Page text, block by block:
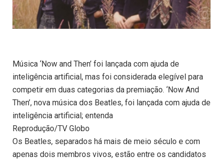
Música ‘Now and Then’ foi lançada com ajuda de
inteligência artificial, mas foi considerada elegível para
competir em duas categorias da premiação. ‘Now And
Then’, nova música dos Beatles, foi lançada com ajuda de
inteligência artificial; entenda
Reprodução/TV Globo
Os Beatles, separados há mais de meio século e com
apenas dois membros vivos, estão entre os candidatos